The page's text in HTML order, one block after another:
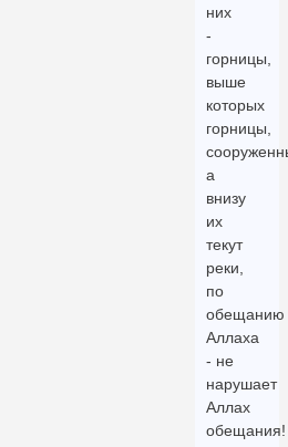
них
-
горницы,
выше
которых
горницы,
а
внизу
их
текут
реки,
по
обещанию
Аллаха
- не
нарушает
Аллах
обещания!